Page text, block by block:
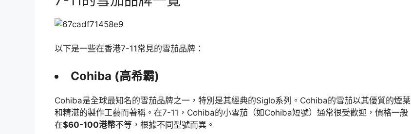
以下是一些在香港7-11常見的雪茄品牌：
Cohiba (高希霸)
Cohiba是全球最知名的雪茄品牌之一，特別是其經典的Siglo系列。Cohiba的雪茄以其優質的煙葉
和精湛的製作工藝而著稱。在7-11，Cohiba的小雪茄（如Cohiba短號）通常很受歡迎，價格一般
在$60-100港幣不等，根據不同型號而異。